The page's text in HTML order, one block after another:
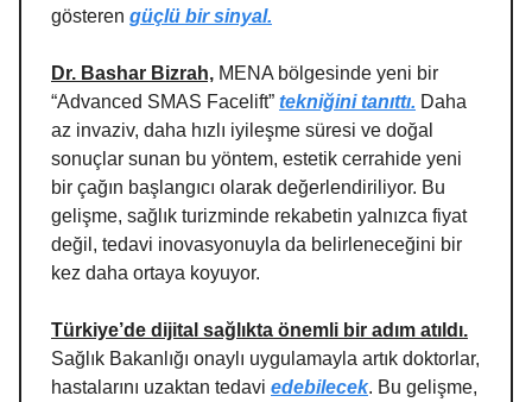
gösteren güçlü bir sinyal.
Dr. Bashar Bizrah, MENA bölgesinde yeni bir
“Advanced SMAS Facelift” tekniğini tanıttı. Daha
az invaziv, daha hızlı iyileşme süresi ve doğal
sonuçlar sunan bu yöntem, estetik cerrahide yeni
bir çağın başlangıcı olarak değerlendiriliyor. Bu
gelişme, sağlık turizminde rekabetin yalnızca fiyat
değil, tedavi inovasyonuyla da belirleneceğini bir
kez daha ortaya koyuyor.
Türkiye’de dijital sağlıkta önemli bir adım atıldı.
Sağlık Bakanlığı onaylı uygulamayla artık doktorlar,
hastalarını uzaktan tedavi edebilecek. Bu gelişme,